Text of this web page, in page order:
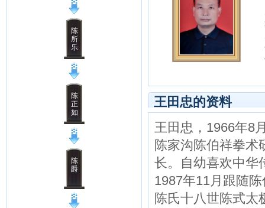
陈
所
乐
陈
正
如
陈
爵
王田忠的资料
王田忠，1966年8
陈家沟陈伯祥拳术
长。自幼喜欢中华
1987年11月跟随
陈氏十八世陈式太